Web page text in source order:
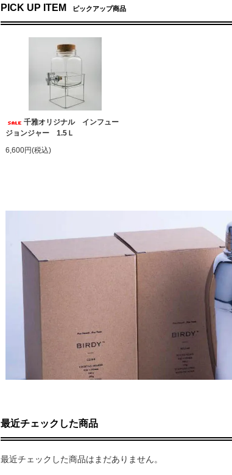
PICK UP ITEM ピックアップ商品
千雅オリジナル インフュー
ジョンジャー 1.5Ｌ
6,600円(税込)
最近チェックした商品
最近チェックした商品はまだありません。